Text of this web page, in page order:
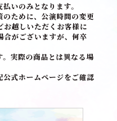
いのみとなります。
ために、公演時間の変更
お越しいただくお客様に
合がございますが、何卒
実際の商品とは異なる場
式ホームページをご確認